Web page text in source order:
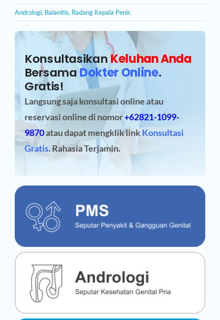
Andrologi, Balanitis, Radang Kepala Penis
KonsultasikanKeluhan Anda
BersamaDokter Online.
Gratis!
Langsung saja konsultasi online atau
reservasi onlinedi nomor+62821-1099-
9870atau dapat mengklik linkKonsultasi
Gratis. Rahasia Terjamin.